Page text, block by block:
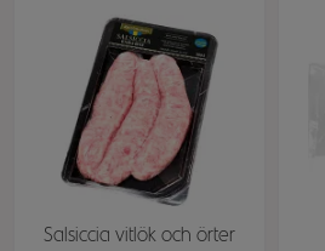
Salsiccia vitlök och örter